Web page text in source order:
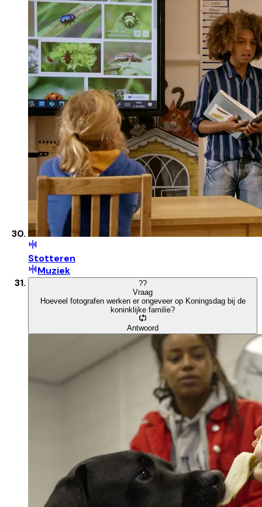
Stotteren
Muziek
??
Vraag
Hoeveel fotografen werken er ongeveer op Koningsdag bij de
koninklijke familie?
Antwoord